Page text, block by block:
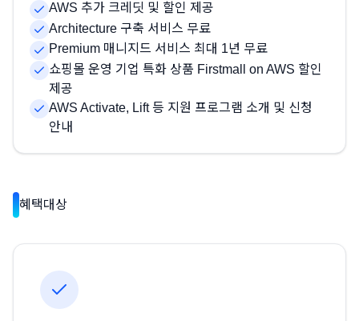
AWS 추가 크레딧 및 할인 제공
Architecture 구축 서비스 무료
Premium 매니지드 서비스 최대 1년 무료
쇼핑몰 운영 기업 특화 상품 Firstmall on AWS 할인
제공
AWS Activate, Lift 등 지원 프로그램 소개 및 신청
안내
혜택대상